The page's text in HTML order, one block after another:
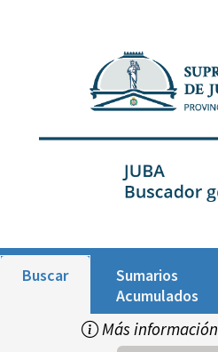
Buscar
Sumarios
Acumulados
Más información